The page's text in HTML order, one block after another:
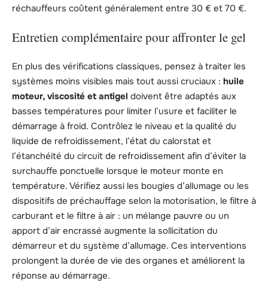
réchauffeurs coûtent généralement entre 30 € et 70 €.
Entretien complémentaire pour affronter le gel
En plus des vérifications classiques, pensez à traiter les
systèmes moins visibles mais tout aussi cruciaux : huile
moteur, viscosité et antigel doivent être adaptés aux
basses températures pour limiter l’usure et faciliter le
démarrage à froid. Contrôlez le niveau et la qualité du
liquide de refroidissement, l’état du calorstat et
l’étanchéité du circuit de refroidissement afin d’éviter la
surchauffe ponctuelle lorsque le moteur monte en
température. Vérifiez aussi les bougies d’allumage ou les
dispositifs de préchauffage selon la motorisation, le filtre à
carburant et le filtre à air : un mélange pauvre ou un
apport d’air encrassé augmente la sollicitation du
démarreur et du système d’allumage. Ces interventions
prolongent la durée de vie des organes et améliorent la
réponse au démarrage.